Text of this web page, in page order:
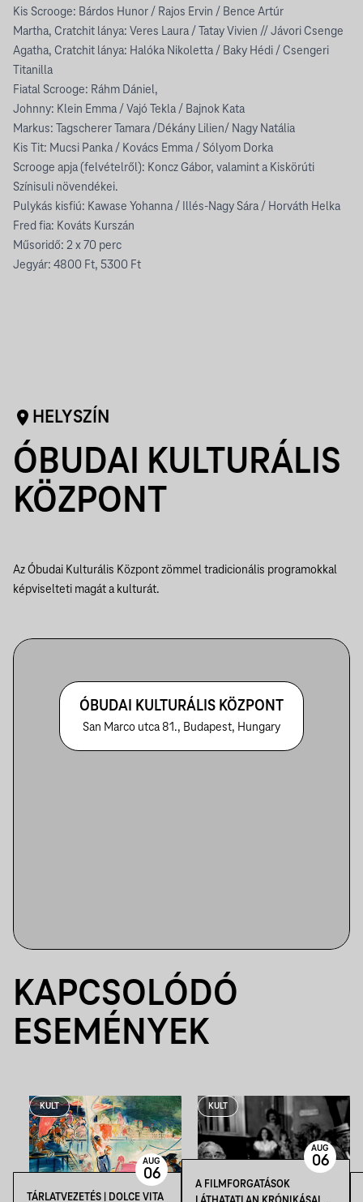
Kis Scrooge: Bárdos Hunor / Rajos Ervin / Bence Artúr
Martha, Cratchit lánya: Veres Laura / Tatay Vivien // Jávori Csenge
Agatha, Cratchit lánya: Halóka Nikoletta / Baky Hédi / Csengeri
Titanilla
Fiatal Scrooge: Ráhm Dániel,
Johnny: Klein Emma / Vajó Tekla / Bajnok Kata
Markus: Tagscherer Tamara /Dékány Lilien/ Nagy Natália
Kis Tit: Mucsi Panka / Kovács Emma / Sólyom Dorka
Scrooge apja (felvételről): Koncz Gábor, valamint a Kiskörúti
Színisuli növendékei.
Pulykás kisfiú: Kawase Yohanna / Illés-Nagy Sára / Horváth Helka
Fred fia: Kováts Kurszán
Műsoridő: 2 x 70 perc
Jegyár: 4800 Ft, 5300 Ft
HELYSZÍN
ÓBUDAI KULTURÁLIS
KÖZPONT
Az Óbudai Kulturális Központ zömmel tradicionális programokkal
képviselteti magát a kulturát.
ÓBUDAI KULTURÁLIS KÖZPONT
San Marco utca 81., Budapest, Hungary
KAPCSOLÓDÓ
ESEMÉNYEK
KULT
TÁRLATVEZETÉS | DOLCE VITA
AUG
06
KULT
A FILMFORGATÁSOK
AUG
06